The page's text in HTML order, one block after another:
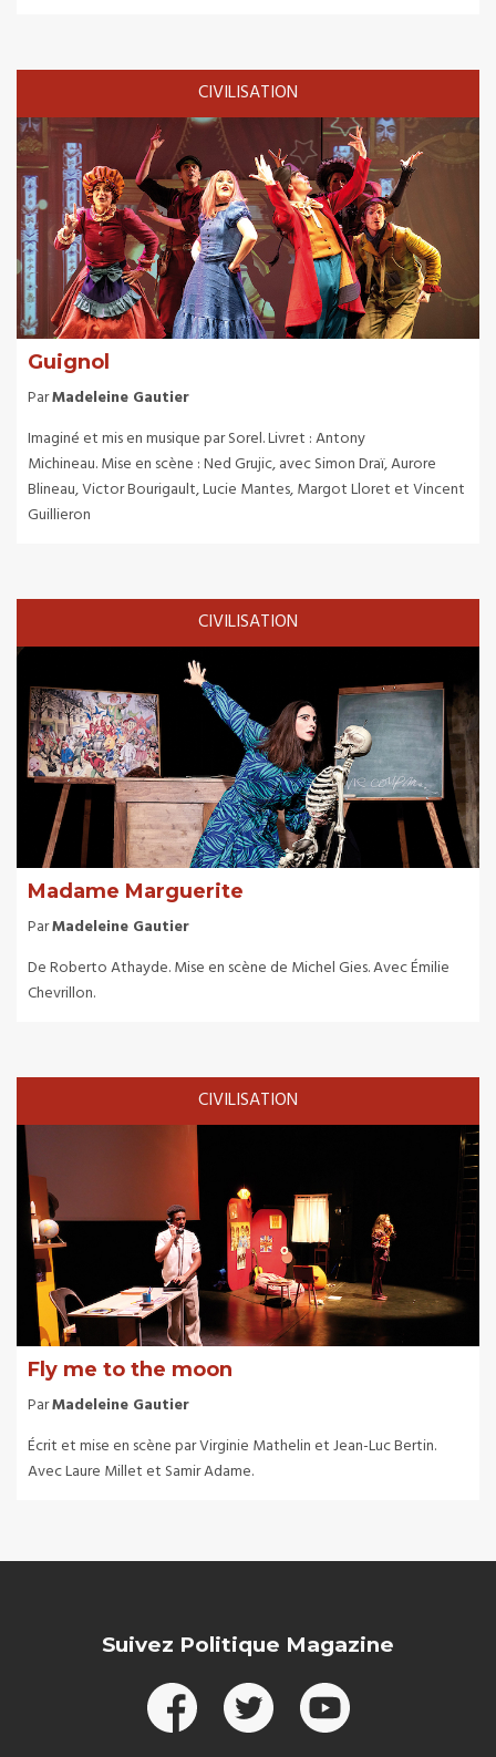
CIVILISATION
Guignol
ParMadeleine Gautier
Imaginé et mis en musique par Sorel. Livret : Antony
Michineau. Mise en scène : Ned Grujic, avec Simon Draï, Aurore
Blineau, Victor Bourigault, Lucie Mantes, Margot Lloret et Vincent
Guillieron
CIVILISATION
Madame Marguerite
ParMadeleine Gautier
De Roberto Athayde. Mise en scène de Michel Gies. Avec Émilie
Chevrillon.
CIVILISATION
Fly me to the moon
ParMadeleine Gautier
Écrit et mise en scène par Virginie Mathelin et Jean-Luc Bertin.
Avec Laure Millet et Samir Adame.
Suivez Politique Magazine